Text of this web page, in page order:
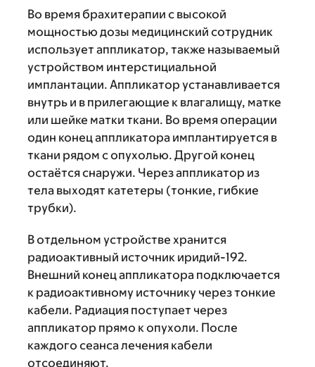
Во время брахитерапии с высокой
мощностью дозы медицинский сотрудник
использует аппликатор, также называемый
устройством интерстициальной
имплантации. Аппликатор устанавливается
внутрь и в прилегающие к влагалищу, матке
или шейке матки ткани. Во время операции
один конец аппликатора имплантируется в
ткани рядом с опухолью. Другой конец
остаётся снаружи. Через аппликатор из
тела выходят катетеры (тонкие, гибкие
трубки).
В отдельном устройстве хранится
радиоактивный источник иридий-192.
Внешний конец аппликатора подключается
к радиоактивному источнику через тонкие
кабели. Радиация поступает через
аппликатор прямо к опухоли. После
каждого сеанса лечения кабели
отсоединяют.